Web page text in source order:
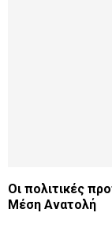
Οι πολιτικές
Μέση Ανατολή